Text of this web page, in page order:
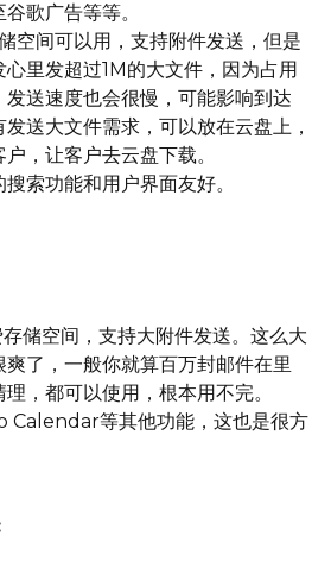
歌广告等等。
空间可以用，支持附件发送，但是
心里发超过1M的大文件，因为占用
发送速度也会很慢，可能影响到达
送大文件需求，可以放在云盘上，
，让客户去云盘下载。
索功能和用户界面友好。
储空间，支持大附件发送。这么大
爽了，一般你就算百万封邮件在里
，都可以使用，根本用不完。
Calendar等其他功能，这也是很方